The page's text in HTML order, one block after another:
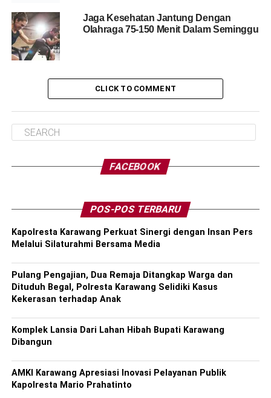
Jaga Kesehatan Jantung Dengan
Olahraga 75-150 Menit Dalam Seminggu
CLICK TO COMMENT
FACEBOOK
POS-POS TERBARU
Kapolresta Karawang Perkuat Sinergi dengan Insan Pers
Melalui Silaturahmi Bersama Media
Pulang Pengajian, Dua Remaja Ditangkap Warga dan
Dituduh Begal, Polresta Karawang Selidiki Kasus
Kekerasan terhadap Anak
Komplek Lansia Dari Lahan Hibah Bupati Karawang
Dibangun
AMKI Karawang Apresiasi Inovasi Pelayanan Publik
Kapolresta Mario Prahatinto